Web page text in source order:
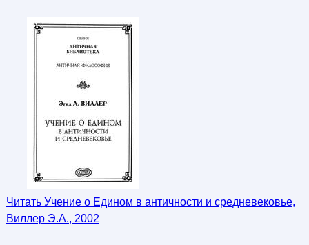
Читать Учение о Едином в античности и средневековье,
Виллер Э.А., 2002